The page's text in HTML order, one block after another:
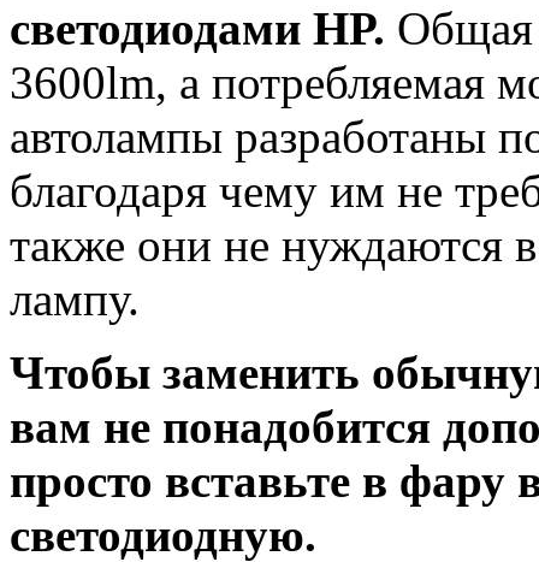
светодиодами HP. Общая
3600lm, а потребляемая
автолампы разработаны
благодаря чему им не
также они не нуждаются
лампу.
Чтобы заменить
вам не понадобится
просто вставьте в
светодиодную.